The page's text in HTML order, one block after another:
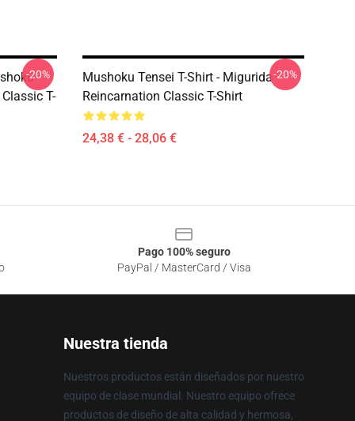
T-
-20%
Mushoku Tensei T-Shirt - Migurida
Reincarnation Classic T-Shirt
24,38 € - 28,06 €
-20%
Pago 100% seguro
PayPal / MasterCard / Visa
Nuestra tienda
Nuestros productos están diseñados por nuestro
equipo de clase mundial. Nuestro equipo ofrece
productos de diseño de alta calidad y hermosa,